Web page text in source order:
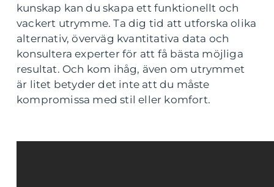
kunskap kan du skapa ett funktionellt och
vackert utrymme. Ta dig tid att utforska olika
alternativ, överväg kvantitativa data och
konsultera experter för att få bästa möjliga
resultat. Och kom ihåg, även om utrymmet
är litet betyder det inte att du måste
kompromissa med stil eller komfort.